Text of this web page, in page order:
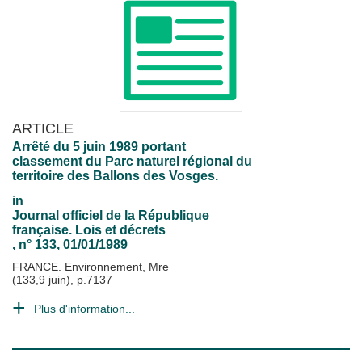
ARTICLE
Arrêté du 5 juin 1989 portant
classement du Parc naturel régional du
territoire des Ballons des Vosges.
in
Journal officiel de la République
française. Lois et décrets
, n° 133, 01/01/1989
FRANCE. Environnement, Mre
(133,9 juin), p.7137
Plus d'information...